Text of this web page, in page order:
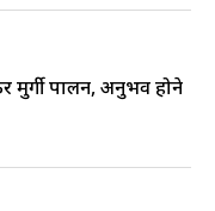
पालन, अनुभव होने